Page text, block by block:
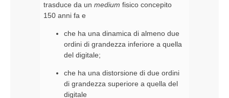
trasduce da un medium fisico concepito
150 anni fa e
che ha una dinamica di almeno due
ordini di grandezza inferiore a quella
del digitale;
che ha una distorsione di due ordini
di grandezza superiore a quella del
digitale